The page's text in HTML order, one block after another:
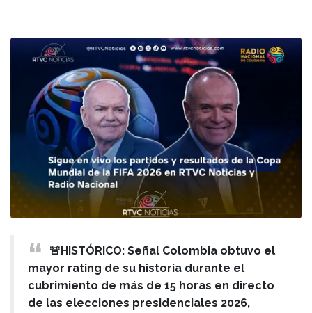
🚨HISTÓRICO: Señal Colombia obtuvo el
mayor rating de su historia durante el
cubrimiento de más de 15 horas en directo
de las elecciones presidenciales 2026,